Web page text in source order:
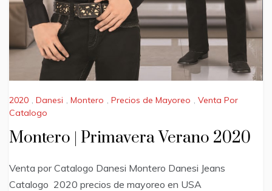
2020 , Danesi , Montero , Precios de Mayoreo , Venta Por
Catalogo
Montero | Primavera Verano 2020
Venta por Catalogo Danesi Montero Danesi Jeans
Catalogo 2020 precios de mayoreo en USA